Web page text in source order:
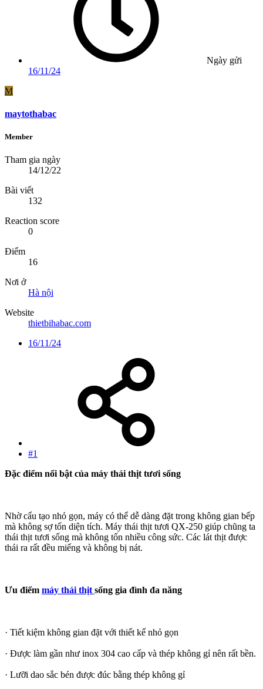
Ngày gửi
16/11/24
M
maytothabac
Member
Tham gia ngày
14/12/22
Bài viết
132
Reaction score
0
Điểm
16
Nơi ở
Hà nội
Website
thietbihabac.com
16/11/24
#1
Đặc điểm nổi bật của máy thái thịt tươi sống
Nhờ cấu tạo nhỏ gọn, máy có thể dễ dàng đặt trong không gian bếp
mà không sợ tốn diện tích. Máy thái thịt tươi QX-250 giúp chũng ta
thái thịt tươi sống mà không tốn nhiều công sức. Các lát thịt được
thái ra rất đều miếng và không bị nát.
Ưu điểm máy thái thịt sống gia đình đa năng
· Tiết kiệm không gian đặt với thiết kế nhỏ gọn
· Được làm gần như inox 304 cao cấp và thép không gỉ nên rất bền.
· Lưỡi dao sắc bén được đúc bằng thép không gỉ